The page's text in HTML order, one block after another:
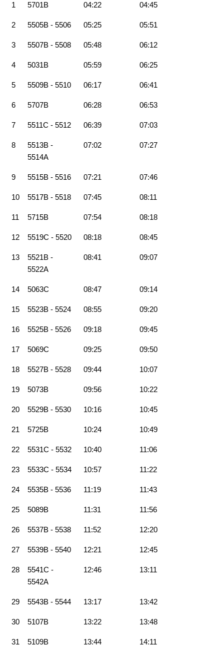
1 5701B 04:22 04:45
2 5505B - 5506 05:25 05:51
3 5507B - 5508 05:48 06:12
4 5031B 05:59 06:25
5 5509B - 5510 06:17 06:41
6 5707B 06:28 06:53
7 5511C - 5512 06:39 07:03
8
5513B -
5514A
07:02 07:27
9 5515B - 5516 07:21 07:46
10 5517B - 5518 07:45 08:11
11 5715B 07:54 08:18
12 5519C - 5520 08:18 08:45
13
5521B -
5522A
08:41 09:07
14 5063C 08:47 09:14
15 5523B - 5524 08:55 09:20
16 5525B - 5526 09:18 09:45
17 5069C 09:25 09:50
18 5527B - 5528 09:44 10:07
19 5073B 09:56 10:22
20 5529B - 5530 10:16 10:45
21 5725B 10:24 10:49
22 5531C - 5532 10:40 11:06
23 5533C - 5534 10:57 11:22
24 5535B - 5536 11:19 11:43
25 5089B 11:31 11:56
26 5537B - 5538 11:52 12:20
27 5539B - 5540 12:21 12:45
28
5541C -
5542A
12:46 13:11
29 5543B - 5544 13:17 13:42
30 5107B 13:22 13:48
31 5109B 13:44 14:11